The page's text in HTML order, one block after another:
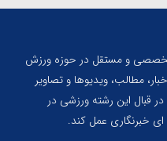
تخصصی و مستقل در حوزه ورزش
مطالب، ویدیوها و تصاویر
قبال این رشته ورزشی در
خبرنگاری عمل کند.